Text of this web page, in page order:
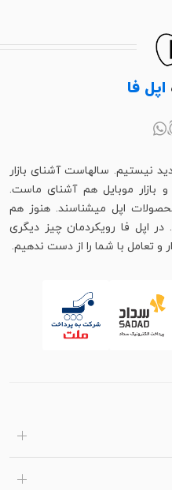
اپل فا
نیستیم. سالهاست آشنای بازار
موبایل هم آشنای ماست.
اپل میشناسند. هنوز هم
در اپل فا رویکردمان چیز دیگری
و تعامل با شما را از دست ندهیم.